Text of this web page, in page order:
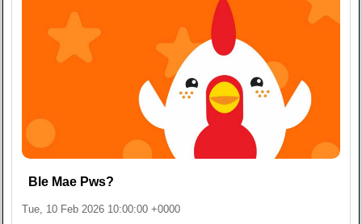
Ble Mae Pws?
Tue, 10 Feb 2026 10:00:00 +0000